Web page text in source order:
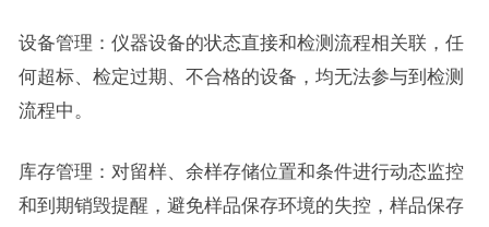
设备管理：仪器设备的状态直接和检测流程相关联，任
何超标、检定过期、不合格的设备，均无法参与到检测
流程中。
库存管理：对留样、余样存储位置和条件进行动态监控
和到期销毁提醒，避免样品保存环境的失控，样品保存